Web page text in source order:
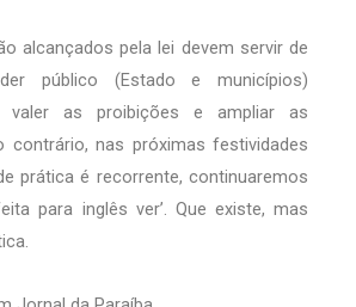
alcançados pela lei devem servir de
público (Estado e municípios)
valer as proibições e ampliar as
contrário, nas próximas festividades
prática é recorrente, continuaremos
para inglês ver’. Que existe, mas